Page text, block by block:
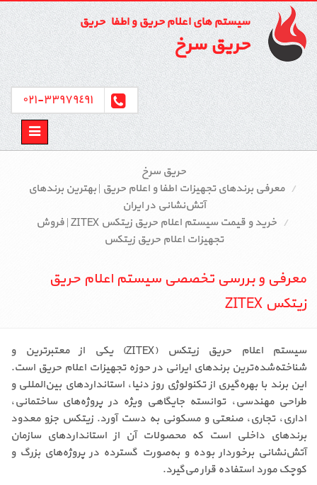
سیستم های اعلام حریق و اطفاء حریق
حریق سرخ
٣٣٩٧٩٤٩١-٠٢١
Toggle
حریق سرخ
معرفی برندهای تجهیزات اطفا و اعلام حریق | بهترین برندهای
آتش‌نشانی در ایران
خرید و قیمت سیستم اعلام حریق زیتکس ZITEX | فروش
تجهیزات اعلام حریق زیتکس
معرفی و بررسی تخصصی سیستم اعلام حریق
زیتکس ZITEX
سیستم اعلام حریق زیتکس (ZITEX) یکی از معتبرترین و
شناخته‌شده‌ترین برندهای ایرانی در حوزه تجهیزات اعلام حریق است.
این برند با بهره‌گیری از تکنولوژی روز دنیا، استانداردهای بین‌المللی و
طراحی مهندسی، توانسته جایگاهی ویژه در پروژه‌های ساختمانی،
اداری، تجاری، صنعتی و مسکونی به دست آورد. زیتکس جزو معدود
برندهای داخلی است که محصولات آن از استانداردهای سازمان
آتش‌نشانی برخوردار بوده و به‌صورت گسترده در پروژه‌های بزرگ و
کوچک مورد استفاده قرار می‌گیرد.